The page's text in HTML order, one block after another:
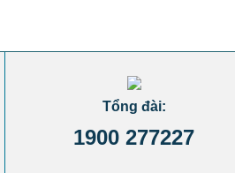
Tổng đài:
1900 277227